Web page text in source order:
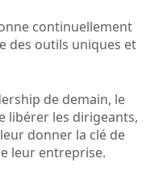
continuellement
des outils uniques et
de demain, le
libérer les dirigeants,
donner la clé de
leur entreprise.